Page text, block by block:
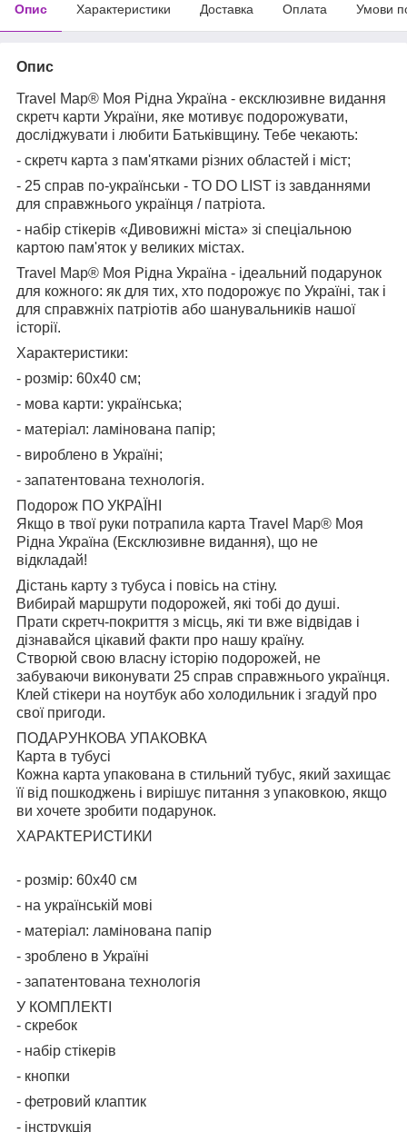
Опис Характеристики Доставка Оплата Умови
Опис
Travel Map® Моя Рідна Україна - ексклюзивне видання
скретч карти України, яке мотивує подорожувати,
досліджувати і любити Батьківщину. Тебе чекають:
- скретч карта з пам'ятками різних областей і міст;
- 25 справ по-українськи - TO DO LIST із завданнями
для справжнього українця / патріота.
- набір стікерів «Дивовижні міста» зі спеціальною
картою пам'яток у великих містах.
Travel Map® Моя Рідна Україна - ідеальний подарунок
для кожного: як для тих, хто подорожує по Україні, так і
для справжніх патріотів або шанувальників нашої
історії.
Характеристики:
- розмір: 60х40 см;
- мова карти: українська;
- матеріал: ламінована папір;
- вироблено в Україні;
- запатентована технологія.
Подорож ПО УКРАЇНІ
Якщо в твої руки потрапила карта Travel Map® Моя
Рідна Україна (Ексклюзивне видання), що не
відкладай!
Дістань карту з тубуса і повісь на стіну.
Вибирай маршрути подорожей, які тобі до душі.
Прати скретч-покриття з місць, які ти вже відвідав і
дізнавайся цікавий факти про нашу країну.
Створюй свою власну історію подорожей, не
забуваючи виконувати 25 справ справжнього українця.
Клей стікери на ноутбук або холодильник і згадуй про
свої пригоди.
ПОДАРУНКОВА УПАКОВКА
Карта в тубусі
Кожна карта упакована в стильний тубус, який захищає
її від пошкоджень і вирішує питання з упаковкою, якщо
ви хочете зробити подарунок.
ХАРАКТЕРИСТИКИ
- розмір: 60х40 см
- на українській мові
- матеріал: ламінована папір
- зроблено в Україні
- запатентована технологія
У КОМПЛЕКТІ
- скребок
- набір стікерів
- кнопки
- фетровий клаптик
- інструкція